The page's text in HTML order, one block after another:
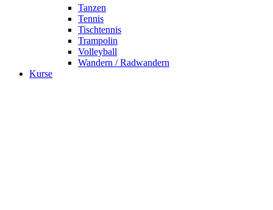
Tanzen
Tennis
Tischtennis
Trampolin
Volleyball
Wandern / Radwandern
Kurse